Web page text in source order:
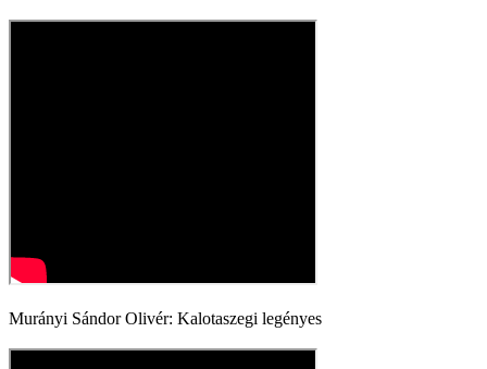
Murányi Sándor Olivér: Kalotaszegi legényes